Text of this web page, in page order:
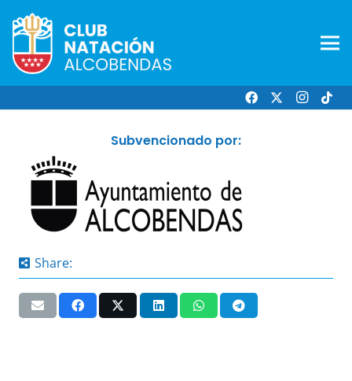
Subvencionado por:
Share: